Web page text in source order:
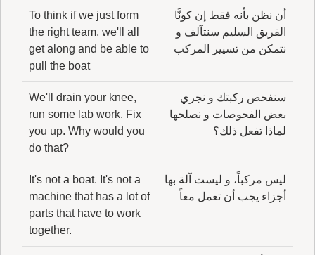
أن نظن بأنه فقط إن كونَّا
الفريق السليم سنتآلف و
نتمكن من تسيير المركب
To think if we just form
the right team, we'll all
get along and be able to
pull the boat
سنفحص ركبتك و نجري
بعض الفحوصات و نصلحها
لماذا تفعل ذلك؟
We'll drain your knee,
run some lab work. Fix
you up. Why would you
do that?
ليس مركباً، و ليست آلة بها
أجزاء يجب أن تعمل معاً
It's not a boat. It's not a
machine that has a lot of
parts that have to work
together.